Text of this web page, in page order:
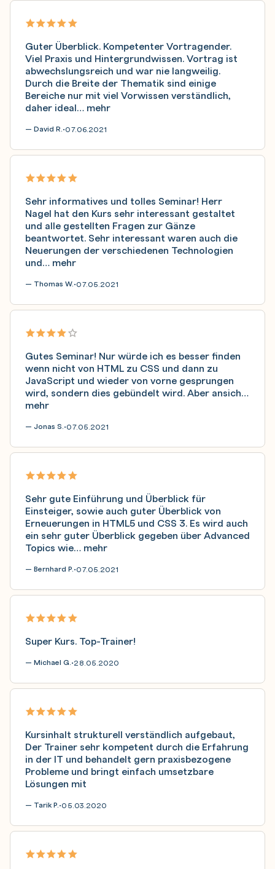
Guter Überblick. Kompetenter Vortragender.
Viel Praxis und Hintergrundwissen. Vortrag ist
abwechslungsreich und war nie langweilig.
Durch die Breite der Thematik sind einige
Bereiche nur mit viel Vorwissen verständlich,
daher ideal… mehr
— David R.•07.06.2021
Sehr informatives und tolles Seminar! Herr
Nagel hat den Kurs sehr interessant gestaltet
und alle gestellten Fragen zur Gänze
beantwortet. Sehr interessant waren auch die
Neuerungen der verschiedenen Technologien
und… mehr
— Thomas W.•07.05.2021
Gutes Seminar! Nur würde ich es besser finden
wenn nicht von HTML zu CSS und dann zu
JavaScript und wieder von vorne gesprungen
wird, sondern dies gebündelt wird. Aber ansich…
mehr
— Jonas S.•07.05.2021
Sehr gute Einführung und Überblick für
Einsteiger, sowie auch guter Überblick von
Erneuerungen in HTML5 und CSS 3. Es wird auch
ein sehr guter Überblick gegeben über Advanced
Topics wie… mehr
— Bernhard P.•07.05.2021
Super Kurs. Top-Trainer!
— Michael G.•28.05.2020
Kursinhalt strukturell verständlich aufgebaut,
Der Trainer sehr kompetent durch die Erfahrung
in der IT und behandelt gern praxisbezogene
Probleme und bringt einfach umsetzbare
Lösungen mit
— Tarik P.•05.03.2020